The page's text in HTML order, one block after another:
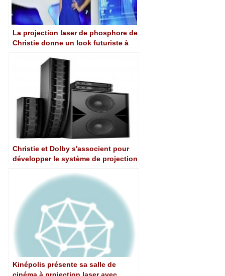
La projection laser de phosphore de
Christie donne un look futuriste à
Christie et Dolby s'associent pour
développer le système de projection
Kinépolis présente sa salle de